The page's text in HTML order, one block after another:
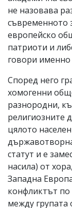
не назовава
съвременното
европейско
патриоти и
говори именно
Според него
хомогенни
разнородни,
религиозните
цялото
статут и е
насила) от
Западна
конфликтът по
между групата